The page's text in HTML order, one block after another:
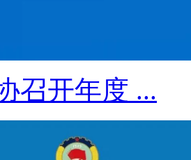
召开年度 ...